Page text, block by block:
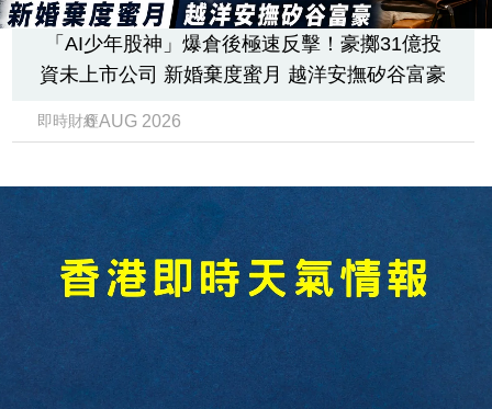
「AI少年股神」爆倉後極速反擊！豪擲31億投
資未上市公司 新婚棄度蜜月 越洋安撫矽谷富豪
即時財經6 AUG 2026